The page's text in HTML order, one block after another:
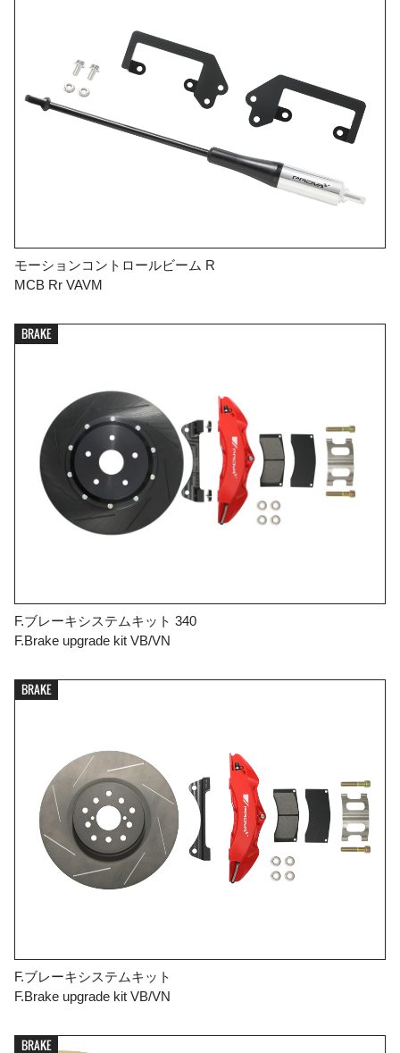
モーションコントロールビーム R
MCB Rr VAVM
BRAKE
F.ブレーキシステムキット 340
F.Brake upgrade kit VB/VN
BRAKE
F.ブレーキシステムキット
F.Brake upgrade kit VB/VN
BRAKE